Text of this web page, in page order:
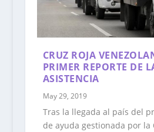
46.896 VENEZOLANOS
PANDEMIA COVID-19
CRUZ ROJA
PRIMER REPORTE DE
ASISTENCIA
May 29, 2019
Tras la llegada al país del
de ayuda gestionada por la